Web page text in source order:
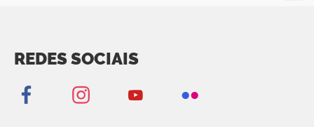
REDES SOCIAIS